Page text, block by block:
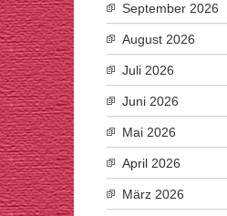
September 2026
August 2026
Juli 2026
Juni 2026
Mai 2026
April 2026
März 2026